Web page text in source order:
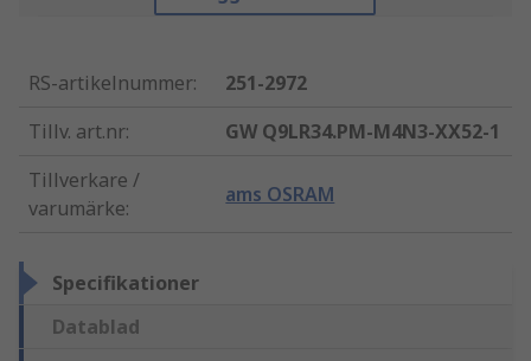
RS-artikelnummer:
251-2972
Tillv. art.nr:
GW Q9LR34.PM-M4N3-XX52-1
Tillverkare /
varumärke:
ams OSRAM
Specifikationer
Datablad